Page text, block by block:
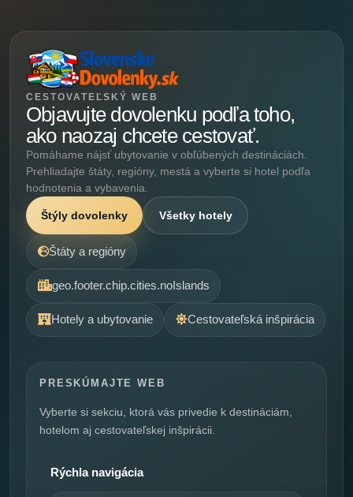
CESTOVATEĽSKÝ WEB
Objavujte dovolenku podľa toho,
ako naozaj chcete cestovať.
Pomáhame nájsť ubytovanie v obľúbených destináciách.
Prehliadajte štáty, regióny, mestá a vyberte si hotel podľa
hodnotenia a vybavenia.
Štýly dovolenky Všetky hotely
Štáty a regióny
geo.footer.chip.cities.noIslands
Hotely a ubytovanie Cestovateľská inšpirácia
PRESKÚMAJTE WEB
Vyberte si sekciu, ktorá vás privedie k destináciám,
hotelom aj cestovateľskej inšpirácii.
Rýchla navigácia